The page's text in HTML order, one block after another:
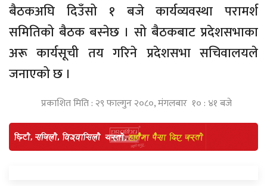
बैठकअघि दिउँसो १ बजे कार्यव्यवस्था परामर्श
समितिको बैठक बस्नेछ । सो बैठकबाट प्रदेशसभाका
अरू कार्यसूची तय गरिने प्रदेशसभा सचिवालयले
जनाएको छ ।
प्रकाशित मिति : २९ फाल्गुन २०८०, मंगलबार १० : ४१ बजे